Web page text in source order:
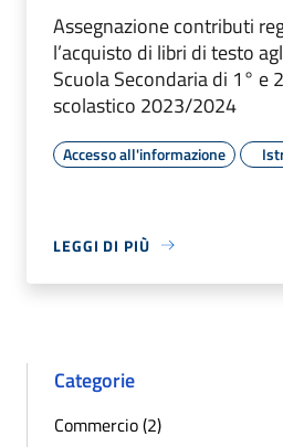
Assegnazione contributi
l’acquisto di libri di testo
Scuola Secondaria di 1° e
scolastico 2023/2024
Accesso all'informazione
LEGGI DI PIÙ
Categorie
Commercio (2)